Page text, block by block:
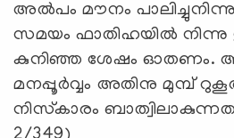
അല്‍പം മൗനം
സമയം ഫാതിഹയില്‍ നിന്നു
കുനിഞ്ഞ ശേഷം ഓതണം.
മനപ്പൂര്‍വ്വം അതിനു മുമ്പ്
നിസ്‌കാരം